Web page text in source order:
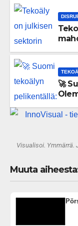
🚀
Visualisoi. Ymmärrä.
Muuta